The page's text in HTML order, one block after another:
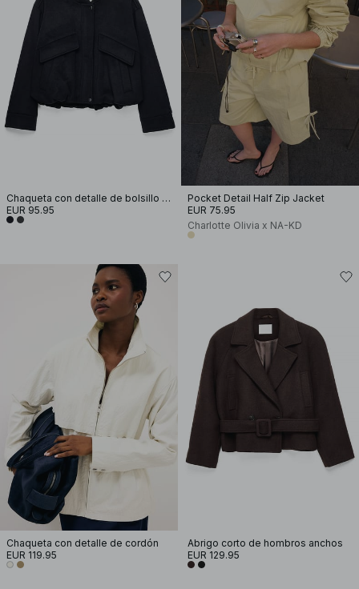
Chaqueta con detalle de bolsillo de mezcla de lana
EUR 95.95
Pocket Detail Half Zip Jacket
EUR 75.95
Charlotte Olivia x NA-KD
Chaqueta con detalle de cordón
EUR 119.95
Abrigo corto de hombros anchos
EUR 129.95